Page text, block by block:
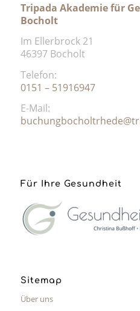
Tripada Akademie für
Bocholt
Im Ellerbrock 21
46397 Bocholt
Telefon:
0151 – 51916947
E-Mail:
Für Ihre Gesundheit
Sitemap
Über uns